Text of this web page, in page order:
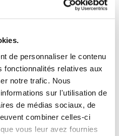
de personnaliser le contenu
fonctionnalités relatives aux
notre trafic. Nous
sur l'utilisation de
de médias sociaux, de
combiner celles-ci
vous leur avez fournies